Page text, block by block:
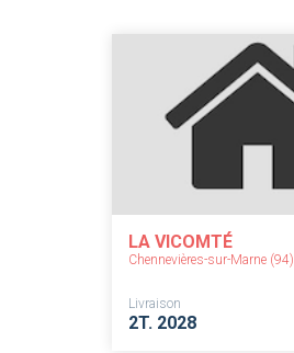
LA VICOMTÉ
Chennevières-sur-Marne (94)
Livraison
2T. 2028